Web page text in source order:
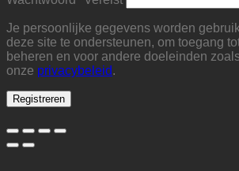
Je persoonlijke gegevens worden
deze site te ondersteunen, om toegang
beheren en voor andere doeleinden
onze privacybeleid.
Registreren